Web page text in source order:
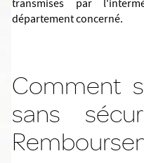
transmises par
département concerné.
Comment
sans